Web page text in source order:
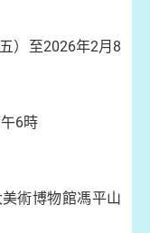
）至2026年2月8
6時
術博物館馮平山